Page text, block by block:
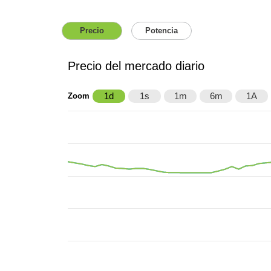
Precio Potencia
Precio del mercado diario
Zoom 1d 1s 1m 6m 1A